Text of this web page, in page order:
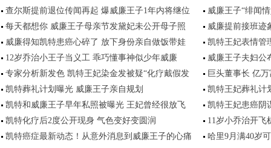
查尔斯提前退位传闻再起 爆威廉王子1年内将继位
威廉王子“绯闻
每天都想你 威廉王子母亲节发黛妃未公开母子照
威廉提前接班迹
威廉得知凯特患癌心碎了 放下身份亲自做饭带娃
凯特王妃表情管
12岁乔治小王子当义工 乖巧懂事神似少年威廉
威廉王子夫妇公
专家分析新发色 凯特王妃染金发被疑“化疗戴假发
巨头董事长 亿
凯特葬礼计划曝光 威廉王子亲自规划
凯特王妃葬礼计
凯特和威廉王子早年私照被曝光 王妃曾经很放飞
凯特王妃患癌阴
凯特化疗后2度公开现身 气色变好变圆润
11岁小乔治开飞
凯特癌症最新动态！从意外消息到威廉王子的心痛
哈里9月满40岁